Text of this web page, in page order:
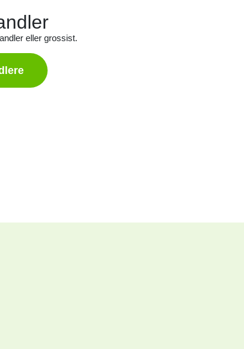
eller grossist.